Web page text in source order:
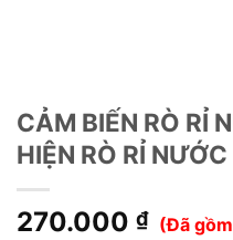
CẢM BIẾN RÒ RỈ
HIỆN RÒ RỈ NƯỚC
270.000 ₫ (Đã